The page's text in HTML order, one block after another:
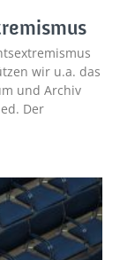
wir u.a. das
und Archiv
Der